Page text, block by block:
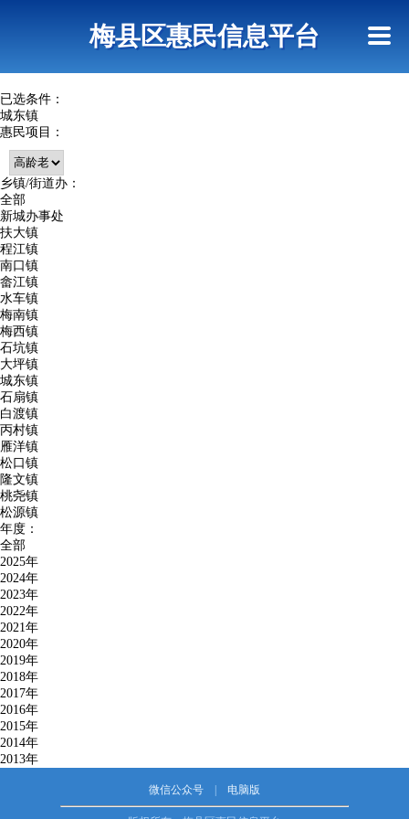
查询指引梅县区惠民信息平台
已选条件：
城东镇
惠民项目：
乡镇/街道办：
全部
新城办事处
扶大镇
程江镇
南口镇
畲江镇
水车镇
梅南镇
梅西镇
石坑镇
大坪镇
城东镇
石扇镇
白渡镇
丙村镇
雁洋镇
松口镇
隆文镇
桃尧镇
松源镇
年度：
全部
2025年
2024年
2023年
2022年
2021年
2020年
2019年
2018年
2017年
2016年
2015年
2014年
2013年
微信公众号 电脑版